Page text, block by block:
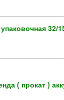
32/
( прокат )